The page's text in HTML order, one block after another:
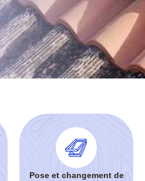
Pose et changement de